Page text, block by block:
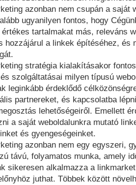
azonban nem csupán a saját
ugyanilyen fontos, hogy
értékes tartalmakat más, releváns
hozzájárul a linkek építéséhez, és
stratégia kialakításakor
szolgáltatásai milyen típusú
leginkább érdeklődő
partnereket, és kapcsolatba
lehetőségeiről. Emellett
a saját weboldalunkra mutató
és gyengeségeinket.
azonban nem egy egyszeri,
távú, folyamatos munka, amely
sikeresen alkalmazza a
juthat. Többek között